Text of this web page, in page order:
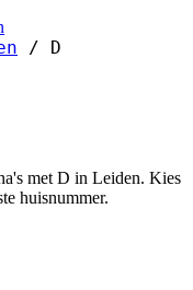
/ D
met D in Leiden. Kies
huisnummer.